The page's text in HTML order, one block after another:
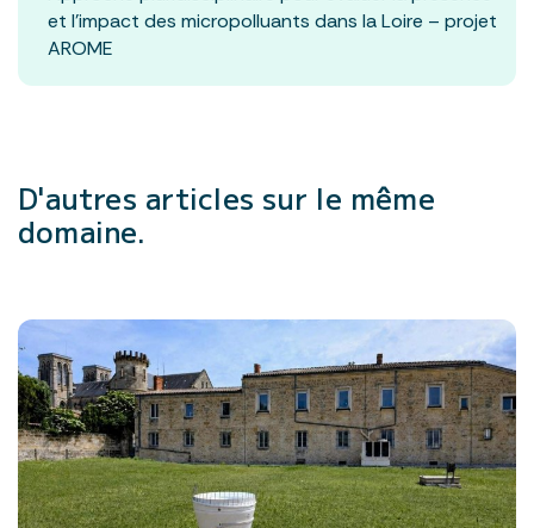
et l’impact des micropolluants dans la Loire – projet
AROME
D'autres articles sur le même
domaine.